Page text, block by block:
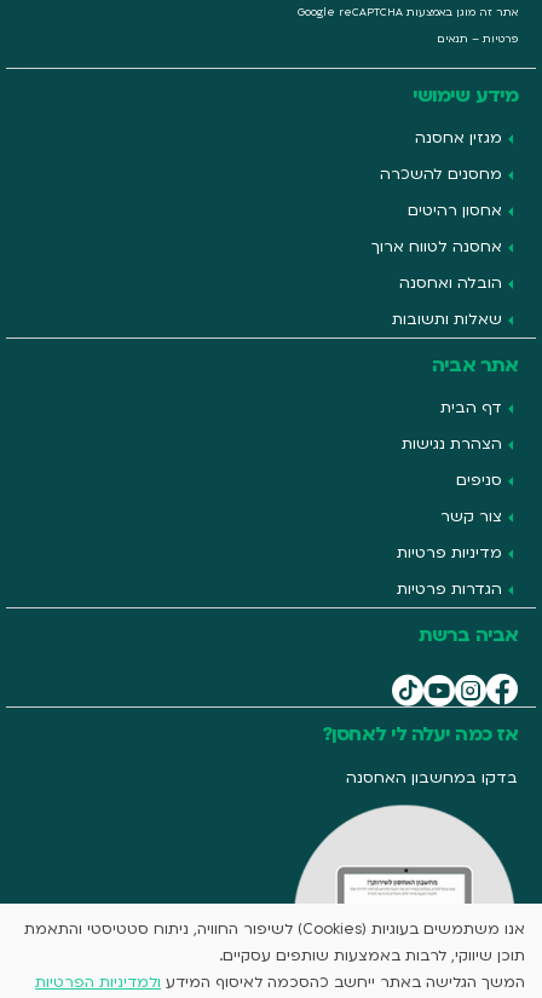
אתר זה מוגן באמצעות Google reCAPTCHA
פרטיות – תנאים
מידע שימושי
מגזין אחסנה
מחסנים להשכרה
אחסון רהיטים
אחסנה לטווח ארוך
הובלה ואחסנה
שאלות ותשובות
אתר אביה
דף הבית
הצהרת נגישות
סניפים
צור קשר
מדיניות פרטיות
הגדרות פרטיות
אביה ברשת
אז כמה יעלה לי לאחסן?
בדקו במחשבון האחסנה
אנו משתמשים בעוגיות (Cookies) לשיפור החוויה, ניתוח סטטיסטי והתאמת
תוכן שיווקי, לרבות באמצעות שותפים עסקיים.
המשך הגלישה באתר ייחשב כהסכמה לאיסוף המידע ולמדיניות הפרטיות